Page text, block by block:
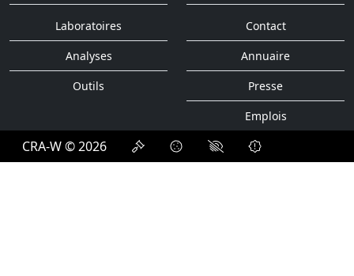
Laboratoires
Analyses
Outils
Contact
Annuaire
Presse
Emplois
CRA-W © 2026